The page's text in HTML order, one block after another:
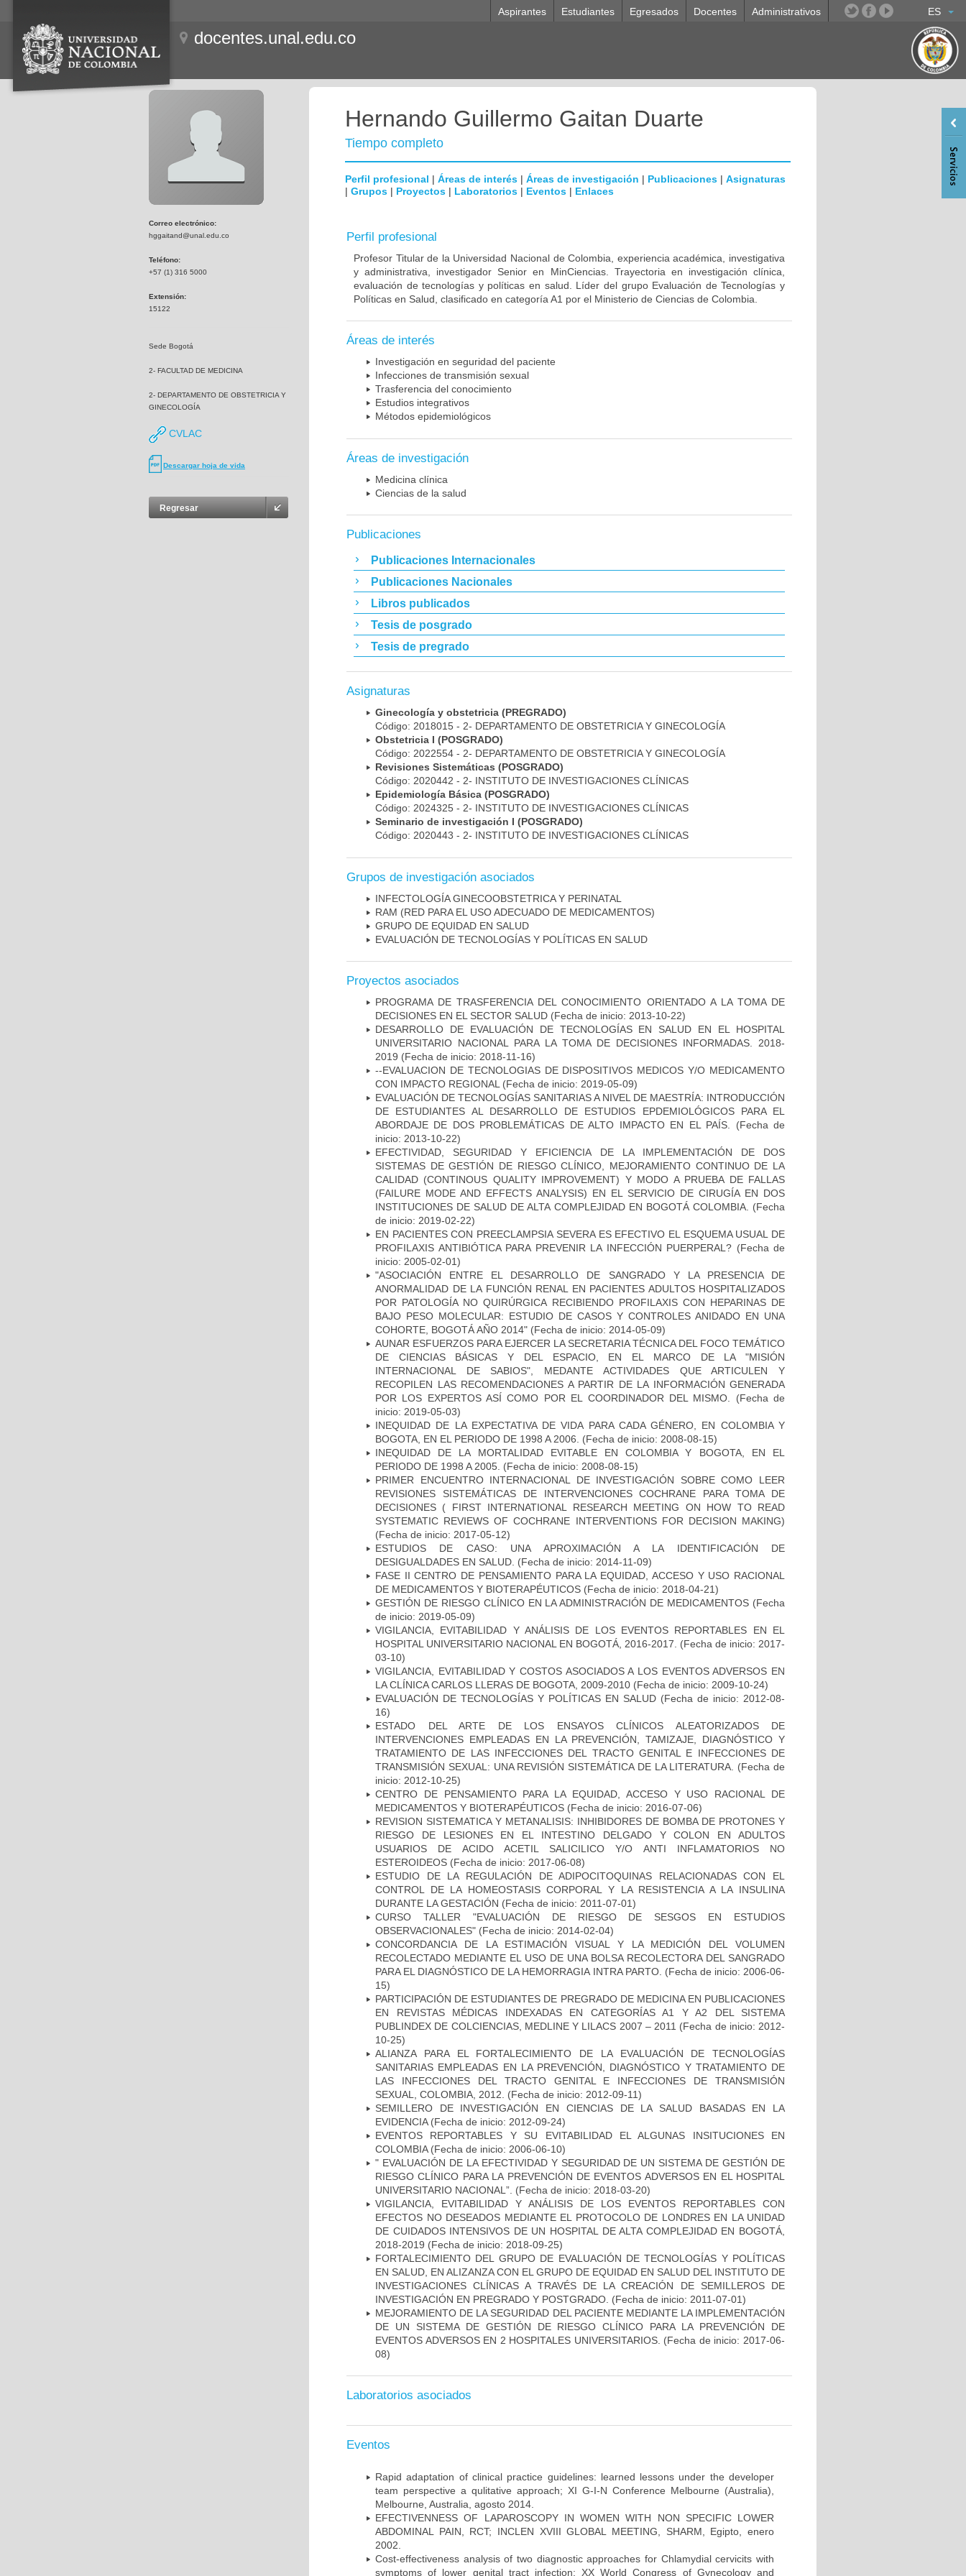
ES
Aspirantes Estudiantes Egresados Docentes Administrativos
docentes.unal.edu.co
Correo electrónico:
hggaitand@unal.edu.co
Teléfono:
+57 (1) 316 5000
Extensión:
15122
Sede Bogotá
2- FACULTAD DE MEDICINA
2- DEPARTAMENTO DE OBSTETRICIA Y
GINECOLOGÍA
CVLAC
Descargar hoja de vida
Regresar
Hernando Guillermo Gaitan Duarte
Tiempo completo
Perfil profesional | Áreas de interés | Áreas de investigación | Publicaciones | Asignaturas
| Grupos | Proyectos | Laboratorios | Eventos | Enlaces
Perfil profesional
Profesor Titular de la Universidad Nacional de Colombia, experiencia académica, investigativa
y administrativa, investigador Senior en MinCiencias. Trayectoria en investigación clínica,
evaluación de tecnologías y políticas en salud. Líder del grupo Evaluación de Tecnologías y
Políticas en Salud, clasificado en categoría A1 por el Ministerio de Ciencias de Colombia.
Áreas de interés
Investigación en seguridad del paciente
Infecciones de transmisión sexual
Trasferencia del conocimiento
Estudios integrativos
Métodos epidemiológicos
Áreas de investigación
Medicina clínica
Ciencias de la salud
Publicaciones
Publicaciones Internacionales
Publicaciones Nacionales
Libros publicados
Tesis de posgrado
Tesis de pregrado
Asignaturas
Ginecología y obstetricia (PREGRADO)
Código: 2018015 - 2- DEPARTAMENTO DE OBSTETRICIA Y GINECOLOGÍA
Obstetricia I (POSGRADO)
Código: 2022554 - 2- DEPARTAMENTO DE OBSTETRICIA Y GINECOLOGÍA
Revisiones Sistemáticas (POSGRADO)
Código: 2020442 - 2- INSTITUTO DE INVESTIGACIONES CLÍNICAS
Epidemiología Básica (POSGRADO)
Código: 2024325 - 2- INSTITUTO DE INVESTIGACIONES CLÍNICAS
Seminario de investigación I (POSGRADO)
Código: 2020443 - 2- INSTITUTO DE INVESTIGACIONES CLÍNICAS
Grupos de investigación asociados
INFECTOLOGÍA GINECOOBSTETRICA Y PERINATAL
RAM (RED PARA EL USO ADECUADO DE MEDICAMENTOS)
GRUPO DE EQUIDAD EN SALUD
EVALUACIÓN DE TECNOLOGÍAS Y POLÍTICAS EN SALUD
Proyectos asociados
PROGRAMA DE TRASFERENCIA DEL CONOCIMIENTO ORIENTADO A LA TOMA DE
DECISIONES EN EL SECTOR SALUD (Fecha de inicio: 2013-10-22)
DESARROLLO DE EVALUACIÓN DE TECNOLOGÍAS EN SALUD EN EL HOSPITAL
UNIVERSITARIO NACIONAL PARA LA TOMA DE DECISIONES INFORMADAS. 2018-
2019 (Fecha de inicio: 2018-11-16)
--EVALUACION DE TECNOLOGIAS DE DISPOSITIVOS MEDICOS Y/O MEDICAMENTO
CON IMPACTO REGIONAL (Fecha de inicio: 2019-05-09)
EVALUACIÓN DE TECNOLOGÍAS SANITARIAS A NIVEL DE MAESTRÍA: INTRODUCCIÓN
DE ESTUDIANTES AL DESARROLLO DE ESTUDIOS EPDEMIOLÓGICOS PARA EL
ABORDAJE DE DOS PROBLEMÁTICAS DE ALTO IMPACTO EN EL PAÍS.
(Fecha de
inicio: 2013-10-22)
EFECTIVIDAD, SEGURIDAD Y EFICIENCIA DE LA IMPLEMENTACIÓN DE DOS
SISTEMAS DE GESTIÓN DE RIESGO CLÍNICO, MEJORAMIENTO CONTINUO DE LA
CALIDAD (CONTINOUS QUALITY IMPROVEMENT) Y MODO A PRUEBA DE FALLAS
(FAILURE MODE AND EFFECTS ANALYSIS) EN EL SERVICIO DE CIRUGÍA EN DOS
INSTITUCIONES DE SALUD DE ALTA COMPLEJIDAD EN BOGOTÁ COLOMBIA.
(Fecha
de inicio: 2019-02-22)
EN PACIENTES CON PREECLAMPSIA SEVERA ES EFECTIVO EL ESQUEMA USUAL DE
PROFILAXIS ANTIBIÓTICA PARA PREVENIR LA INFECCIÓN PUERPERAL? (Fecha de
inicio: 2005-02-01)
"ASOCIACIÓN ENTRE EL DESARROLLO DE SANGRADO Y LA PRESENCIA DE
ANORMALIDAD DE LA FUNCIÓN RENAL EN PACIENTES ADULTOS HOSPITALIZADOS
POR PATOLOGÍA NO QUIRÚRGICA RECIBIENDO PROFILAXIS CON HEPARINAS DE
BAJO PESO MOLECULAR: ESTUDIO DE CASOS Y CONTROLES ANIDADO EN UNA
COHORTE, BOGOTÁ AÑO 2014" (Fecha de inicio: 2014-05-09)
AUNAR ESFUERZOS PARA EJERCER LA SECRETARIA TÉCNICA DEL FOCO TEMÁTICO
DE CIENCIAS BÁSICAS Y DEL ESPACIO, EN EL MARCO DE LA "MISIÓN
INTERNACIONAL DE SABIOS", MEDANTE ACTIVIDADES QUE ARTICULEN Y
RECOPILEN LAS RECOMENDACIONES A PARTIR DE LA INFORMACIÓN GENERADA
POR LOS EXPERTOS ASÍ COMO POR EL COORDINADOR DEL MISMO.
(Fecha de
inicio: 2019-05-03)
INEQUIDAD DE LA EXPECTATIVA DE VIDA PARA CADA GÉNERO, EN COLOMBIA Y
BOGOTA, EN EL PERIODO DE 1998 A 2006. (Fecha de inicio: 2008-08-15)
INEQUIDAD DE LA MORTALIDAD EVITABLE EN COLOMBIA Y BOGOTA, EN EL
PERIODO DE 1998 A 2005. (Fecha de inicio: 2008-08-15)
PRIMER ENCUENTRO INTERNACIONAL DE INVESTIGACIÓN SOBRE COMO LEER
REVISIONES SISTEMÁTICAS DE INTERVENCIONES COCHRANE PARA TOMA DE
DECISIONES ( FIRST INTERNATIONAL RESEARCH MEETING ON HOW TO READ
SYSTEMATIC REVIEWS OF COCHRANE INTERVENTIONS FOR DECISION MAKING)
(Fecha de inicio: 2017-05-12)
ESTUDIOS DE CASO: UNA APROXIMACIÓN A LA IDENTIFICACIÓN DE
DESIGUALDADES EN SALUD. (Fecha de inicio: 2014-11-09)
FASE II CENTRO DE PENSAMIENTO PARA LA EQUIDAD, ACCESO Y USO RACIONAL
DE MEDICAMENTOS Y BIOTERAPÉUTICOS (Fecha de inicio: 2018-04-21)
GESTIÓN DE RIESGO CLÍNICO EN LA ADMINISTRACIÓN DE MEDICAMENTOS (Fecha
de inicio: 2019-05-09)
VIGILANCIA, EVITABILIDAD Y ANÁLISIS DE LOS EVENTOS REPORTABLES EN EL
HOSPITAL UNIVERSITARIO NACIONAL EN BOGOTÁ, 2016-2017.
(Fecha de inicio: 2017-
03-10)
VIGILANCIA, EVITABILIDAD Y COSTOS ASOCIADOS A LOS EVENTOS ADVERSOS EN
LA CLÍNICA CARLOS LLERAS DE BOGOTA, 2009-2010 (Fecha de inicio: 2009-10-24)
EVALUACIÓN DE TECNOLOGÍAS Y POLÍTICAS EN SALUD (Fecha de inicio: 2012-08-
16)
ESTADO DEL ARTE DE LOS ENSAYOS CLÍNICOS ALEATORIZADOS DE
INTERVENCIONES EMPLEADAS EN LA PREVENCIÓN, TAMIZAJE, DIAGNÓSTICO Y
TRATAMIENTO DE LAS INFECCIONES DEL TRACTO GENITAL E INFECCIONES DE
TRANSMISIÓN SEXUAL: UNA REVISIÓN SISTEMÁTICA DE LA LITERATURA.
(Fecha de
inicio: 2012-10-25)
CENTRO DE PENSAMIENTO PARA LA EQUIDAD, ACCESO Y USO RACIONAL DE
MEDICAMENTOS Y BIOTERAPÉUTICOS (Fecha de inicio: 2016-07-06)
REVISION SISTEMATICA Y METANALISIS: INHIBIDORES DE BOMBA DE PROTONES Y
RIESGO DE LESIONES EN EL INTESTINO DELGADO Y COLON EN ADULTOS
USUARIOS DE ACIDO ACETIL SALICILICO Y/O ANTI INFLAMATORIOS NO
ESTEROIDEOS (Fecha de inicio: 2017-06-08)
ESTUDIO DE LA REGULACIÓN DE ADIPOCITOQUINAS RELACIONADAS CON EL
CONTROL DE LA HOMEOSTASIS CORPORAL Y LA RESISTENCIA A LA INSULINA
DURANTE LA GESTACIÓN (Fecha de inicio: 2011-07-01)
CURSO TALLER "EVALUACIÓN DE RIESGO DE SESGOS EN ESTUDIOS
OBSERVACIONALES" (Fecha de inicio: 2014-02-04)
CONCORDANCIA DE LA ESTIMACIÓN VISUAL Y LA MEDICIÓN DEL VOLUMEN
RECOLECTADO MEDIANTE EL USO DE UNA BOLSA RECOLECTORA DEL SANGRADO
PARA EL DIAGNÓSTICO DE LA HEMORRAGIA INTRA PARTO. (Fecha de inicio: 2006-06-
15)
PARTICIPACIÓN DE ESTUDIANTES DE PREGRADO DE MEDICINA EN PUBLICACIONES
EN REVISTAS MÉDICAS INDEXADAS EN CATEGORÍAS A1 Y A2 DEL SISTEMA
PUBLINDEX DE COLCIENCIAS, MEDLINE Y LILACS 2007 – 2011 (Fecha de inicio: 2012-
10-25)
ALIANZA PARA EL FORTALECIMIENTO DE LA EVALUACIÓN DE TECNOLOGÍAS
SANITARIAS EMPLEADAS EN LA PREVENCIÓN, DIAGNÓSTICO Y TRATAMIENTO DE
LAS INFECCIONES DEL TRACTO GENITAL E INFECCIONES DE TRANSMISIÓN
SEXUAL, COLOMBIA, 2012.
(Fecha de inicio: 2012-09-11)
SEMILLERO DE INVESTIGACIÓN EN CIENCIAS DE LA SALUD BASADAS EN LA
EVIDENCIA(Fecha de inicio: 2012-09-24)
EVENTOS REPORTABLES Y SU EVITABILIDAD EL ALGUNAS INSITUCIONES EN
COLOMBIA (Fecha de inicio: 2006-06-10)
" EVALUACIÓN DE LA EFECTIVIDAD Y SEGURIDAD DE UN SISTEMA DE GESTIÓN DE
RIESGO CLÍNICO PARA LA PREVENCIÓN DE EVENTOS ADVERSOS EN EL HOSPITAL
UNIVERSITARIO NACIONAL”. (Fecha de inicio: 2018-03-20)
VIGILANCIA, EVITABILIDAD Y ANÁLISIS DE LOS EVENTOS REPORTABLES CON
EFECTOS NO DESEADOS MEDIANTE EL PROTOCOLO DE LONDRES EN LA UNIDAD
DE CUIDADOS INTENSIVOS DE UN HOSPITAL DE ALTA COMPLEJIDAD EN BOGOTÁ,
2018-2019 (Fecha de inicio: 2018-09-25)
FORTALECIMIENTO DEL GRUPO DE EVALUACIÓN DE TECNOLOGÍAS Y POLÍTICAS
EN SALUD, EN ALIZANZA CON EL GRUPO DE EQUIDAD EN SALUD DEL INSTITUTO DE
INVESTIGACIONES CLÍNICAS A TRAVÉS DE LA CREACIÓN DE SEMILLEROS DE
INVESTIGACIÓN EN PREGRADO Y POSTGRADO. (Fecha de inicio: 2011-07-01)
MEJORAMIENTO DE LA SEGURIDAD DEL PACIENTE MEDIANTE LA IMPLEMENTACIÓN
DE UN SISTEMA DE GESTIÓN DE RIESGO CLÍNICO PARA LA PREVENCIÓN DE
EVENTOS ADVERSOS EN 2 HOSPITALES UNIVERSITARIOS. (Fecha de inicio: 2017-06-
08)
Laboratorios asociados
Eventos
Rapid adaptation of clinical practice guidelines: learned lessons under the developer
team perspective a qulitative approach; XI G-I-N Conference Melbourne (Australia),
Melbourne, Australia, agosto 2014.
EFECTIVENNESS OF LAPAROSCOPY IN WOMEN WITH NON SPECIFIC LOWER
ABDOMINAL PAIN, RCT; INCLEN XVIII GLOBAL MEETING, SHARM, Egipto, enero
2002.
Cost-effectiveness analysis of two diagnostic approaches for Chlamydial cervicits with
symptoms of lower genital tract infection; XX World Congress of Gynecology and